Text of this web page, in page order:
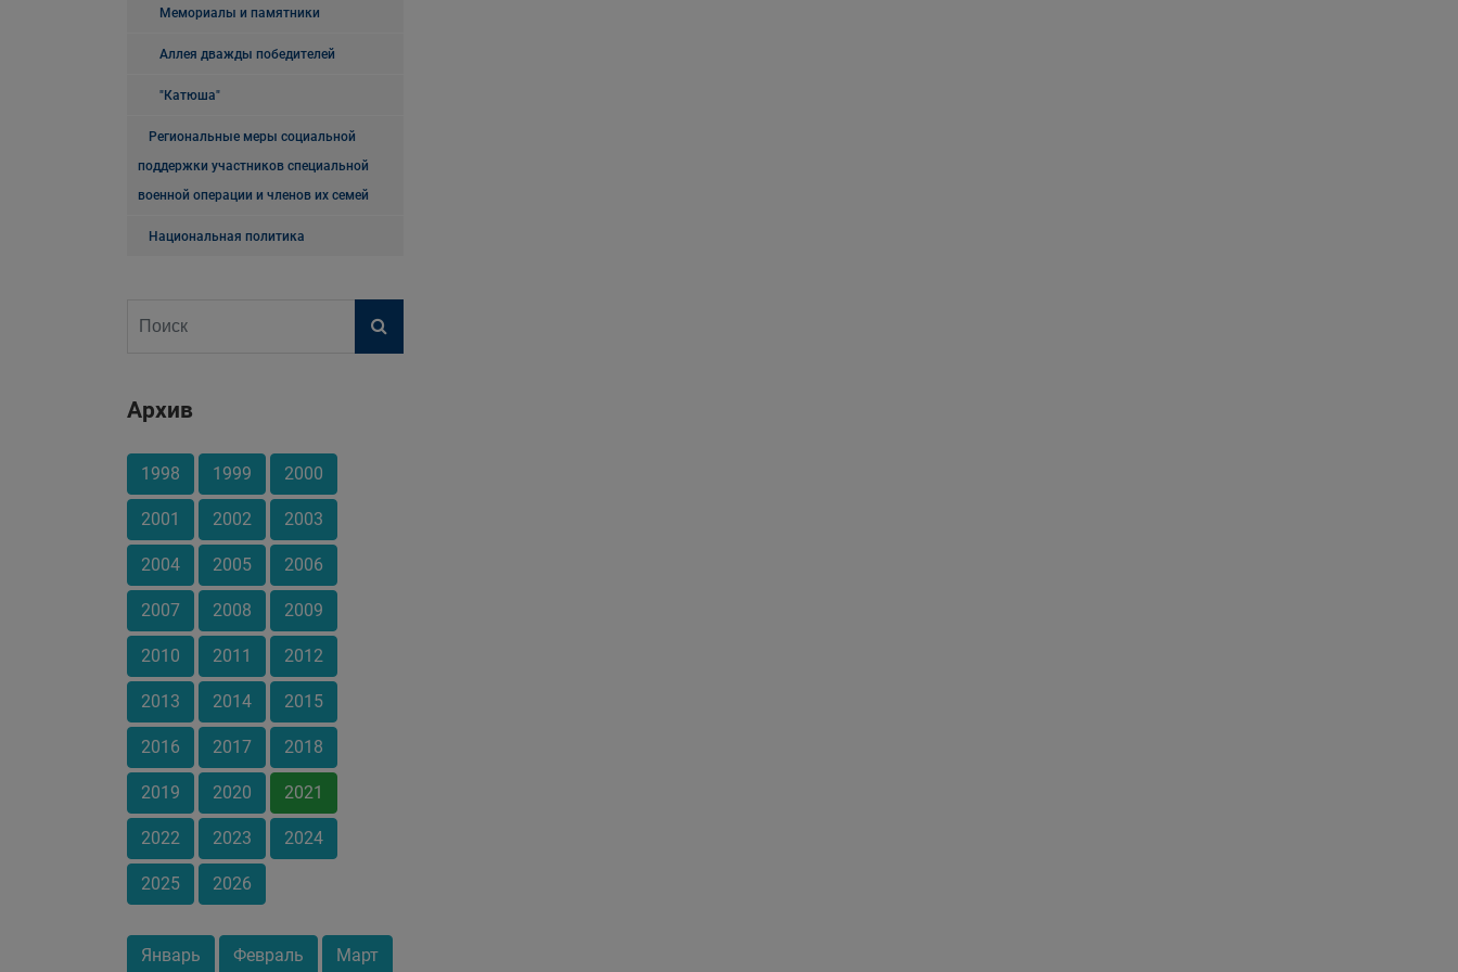
Мемориалы и памятники
Аллея дважды победителей
"Катюша"
Региональные меры социальной
поддержки участников специальной
военной операции и членов их семей
Национальная политика
Архив
1998 1999 2000
2001 2002 2003
2004 2005 2006
2007 2008 2009
2010 2011 2012
2013 2014 2015
2016 2017 2018
2019 2020 2021
2022 2023 2024
2025 2026
Январь Февраль Март